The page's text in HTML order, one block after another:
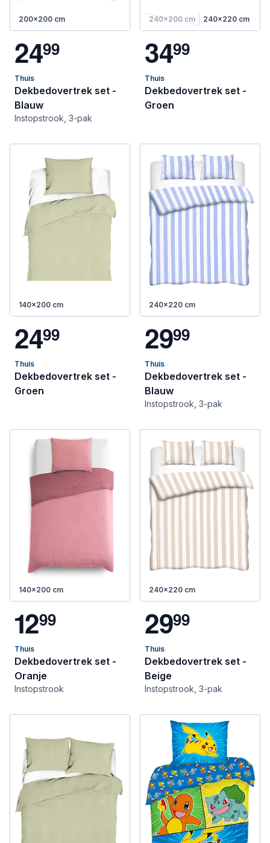
200x200 cm
2499
Thuis
Dekbedovertrek set -
Blauw
Instopstrook, 3-pak
240x200 cm 240x220 cm
3499
Thuis
Dekbedovertrek set -
Groen
140x200 cm
2499
Thuis
Dekbedovertrek set -
Groen
240x220 cm
2999
Thuis
Dekbedovertrek set -
Blauw
Instopstrook, 3-pak
140x200 cm
1299
Thuis
Dekbedovertrek set -
Oranje
Instopstrook
240x220 cm
2999
Thuis
Dekbedovertrek set -
Beige
Instopstrook, 3-pak